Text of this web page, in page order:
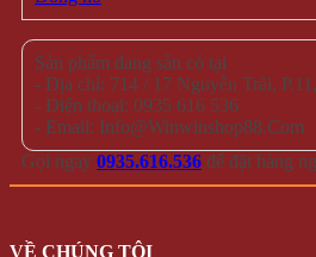
Đồng hồ đeo tay
KHẨU TRANG CHỐNG NẮNG
SALE
HÀNG MỚI
Giỏ hàng /
0 VNĐ
Giỏ hàng